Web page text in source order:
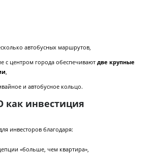
автобусных маршрутов,
с центром города обеспечивают две крупные
и автобусное кольцо.
как инвестиция
инвесторов благодаря:
«больше, чем квартира»,